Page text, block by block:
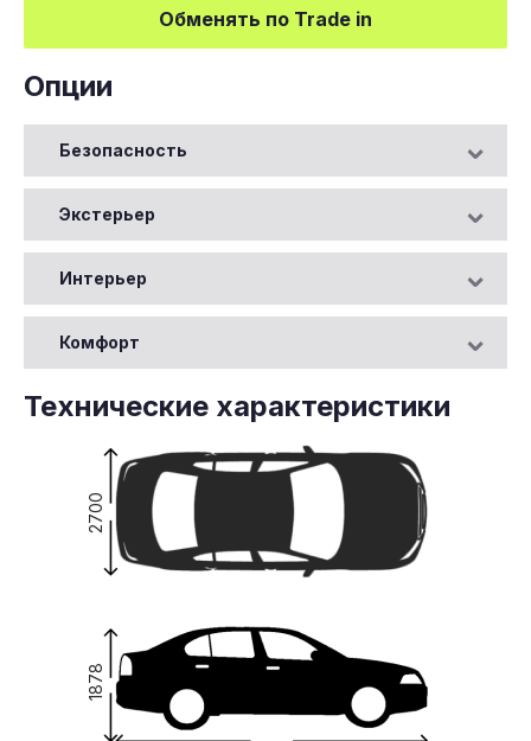
Обменять по Trade in
Опции
Безопасность
Экстерьер
Интерьер
Комфорт
Технические характеристики
1878
2700